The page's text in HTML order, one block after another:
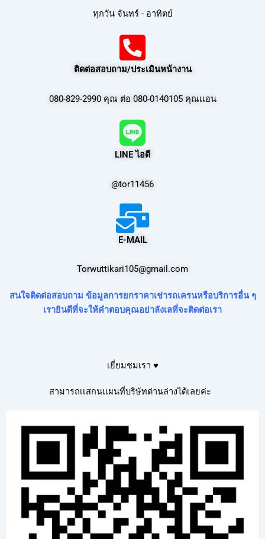
ทุกวัน จันทร์ - อาทิตย์
ติดต่อสอบถาม/ประเมินหน้างาน
080-829-2990 คุณ ต่อ 080-0140105 คุณเเอน
LINE ไอดี
@tor11456
E-MAIL
Torwuttikari105@gmail.com
สนใจติดต่อสอบถาม ข้อมูลการยกราคาเช่ารถเครนหรือบริการอื่น ๆ
เรายินดีที่จะให้คำตอบคุณอย่าลังเลที่จะติดต่อเรา
เยี่ยมชมเรา ♥
สามารถเเสกนเเผนที่บริษัทด่านล่างได้เลยค่ะ